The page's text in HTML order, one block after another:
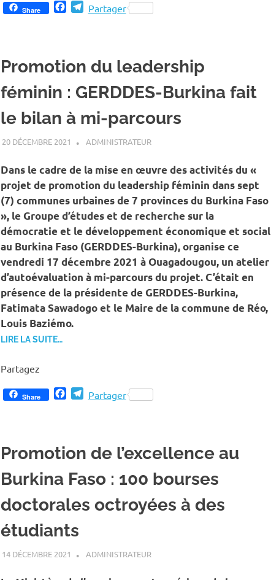
Share FacebookTelegram
Partager
Promotion du leadership
féminin : GERDDES-Burkina fait
le bilan à mi-parcours
20 DÉCEMBRE 2021 ADMINISTRATEUR
Dans le cadre de la mise en œuvre des activités du «
projet de promotion du leadership féminin dans sept
(7) communes urbaines de 7 provinces du Burkina Faso
», le Groupe d’études et de recherche sur la
démocratie et le développement économique et social
au Burkina Faso (GERDDES-Burkina), organise ce
vendredi 17 décembre 2021 à Ouagadougou, un atelier
d’autoévaluation à mi-parcours du projet. C’était en
présence de la présidente de GERDDES-Burkina,
Fatimata Sawadogo et le Maire de la commune de Réo,
Louis Baziémo.
LIRE LA SUITE…
Partagez
Share FacebookTelegram
Partager
Promotion de l’excellence au
Burkina Faso : 100 bourses
doctorales octroyées à des
étudiants
14 DÉCEMBRE 2021 ADMINISTRATEUR